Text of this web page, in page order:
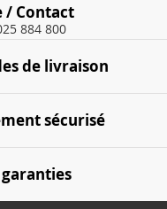
/ Contact
884 800
de livraison
sécurisé